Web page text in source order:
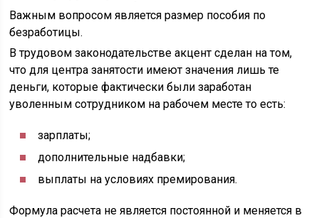
Важным вопросом является размер пособия по
безработицы.
В трудовом законодательстве акцент сделан на том,
что для центра занятости имеют значения лишь те
деньги, которые фактически были заработан
уволенным сотрудником на рабочем месте то есть:
зарплаты;
дополнительные надбавки;
выплаты на условиях премирования.
Формула расчета не является постоянной и меняется в